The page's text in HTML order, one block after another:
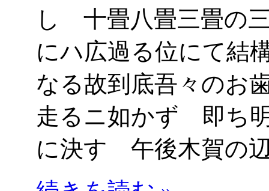
し 十畳八畳三畳の
にハ広過る位にて結
なる故到底吾々のお
走るニ如かず 即ち
に決す 午後木賀の